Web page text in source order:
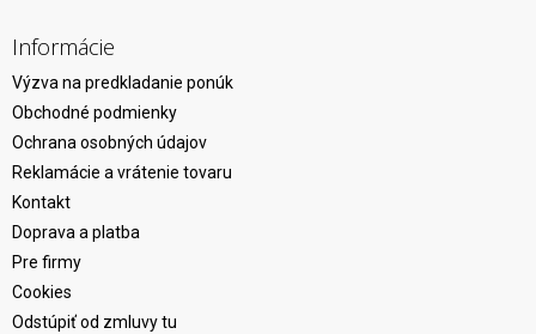
Informácie
Výzva na predkladanie ponúk
Obchodné podmienky
Ochrana osobných údajov
Reklamácie a vrátenie tovaru
Kontakt
Doprava a platba
Pre firmy
Cookies
Odstúpiť od zmluvy tu